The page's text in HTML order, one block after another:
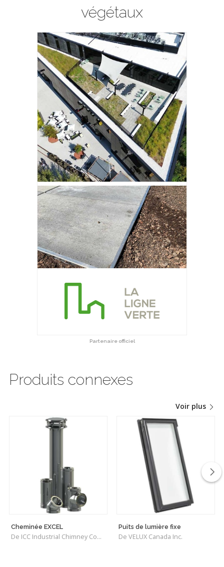
végétaux
Partenaire officiel
Produits connexes
Voir plus
Cheminée EXCEL
De ICC Industrial Chimney Company Inc.
Puits de lumière fixe
De VELUX Canada Inc.